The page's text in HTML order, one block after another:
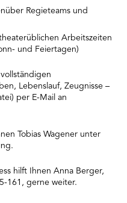
Regieteams und
Arbeitszeiten
und Feiertagen)
Lebenslauf, Zeugnisse –
per E-Mail an
Tobias Wagener unter
hilft Ihnen Anna Berger,
161, gerne weiter.